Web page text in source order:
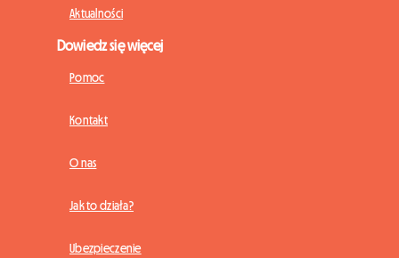
Aktualności
Dowiedz się więcej
Pomoc
Kontakt
O nas
Jak to działa?
Ubezpieczenie